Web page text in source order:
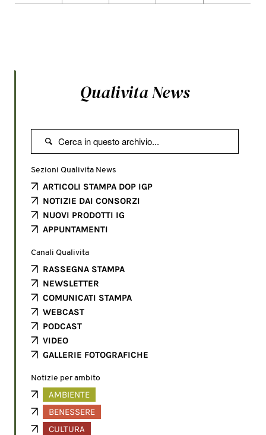
Qualivita News

Sezioni Qualivita News
ARTICOLI STAMPA DOP IGP
NOTIZIE DAI CONSORZI
NUOVI PRODOTTI IG
APPUNTAMENTI
Canali Qualivita
RASSEGNA STAMPA
NEWSLETTER
COMUNICATI STAMPA
WEBCAST
PODCAST
VIDEO
GALLERIE FOTOGRAFICHE
Notizie per ambito
AMBIENTE
BENESSERE
CULTURA